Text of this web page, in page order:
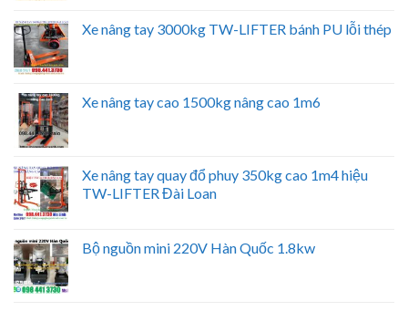
Xe nâng tay 3000kg TW-LIFTER bánh PU lỗi thép
Xe nâng tay cao 1500kg nâng cao 1m6
Xe nâng tay quay đổ phuy 350kg cao 1m4 hiệu
TW-LIFTER Đài Loan
Bộ nguồn mini 220V Hàn Quốc 1.8kw